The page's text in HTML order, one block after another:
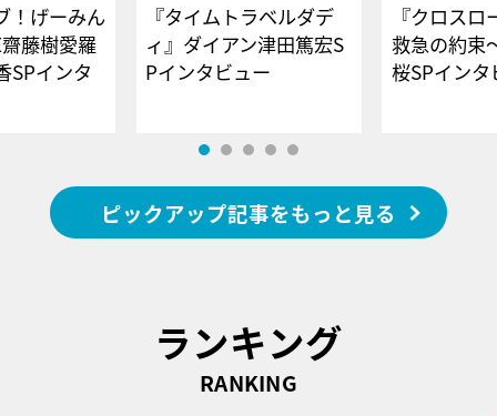
！げーみん
藤樹愛羅
SPインタ
『タイムトラベルダデ
ィ』ダイアン津田篤宏S
Pインタビュー
『クロス
救急の約束
桜SPイ
ピックアップ記事をもっと見る
ランキング
RANKING